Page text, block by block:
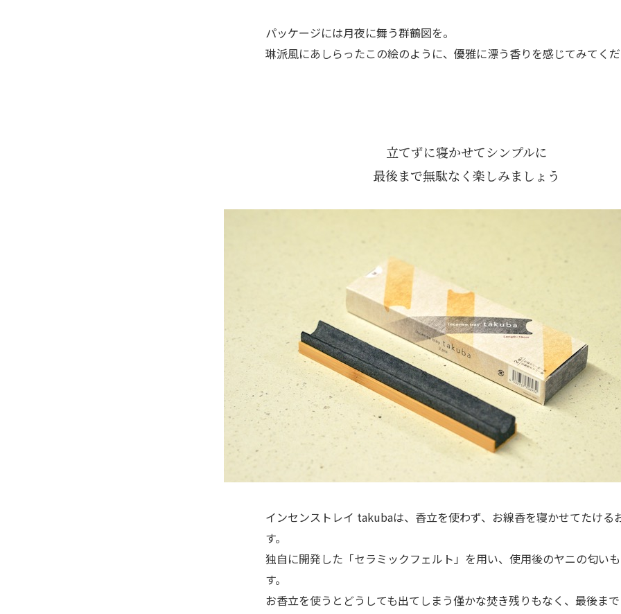
パッケージには月夜に舞う群鶴図を。
琳派風にあしらったこの絵のように、優雅に漂う香りを感じてみてく
立てずに寝かせてシンプルに
最後まで無駄なく楽しみましょう
インセンストレイ takubaは、香立を使わず、お線香を寝かせてたける
す。
独自に開発した「セラミックフェルト」を用い、使用後のヤニの匂い
す。
お香立を使うとどうしても出てしまう僅かな焚き残りもなく、最後ま